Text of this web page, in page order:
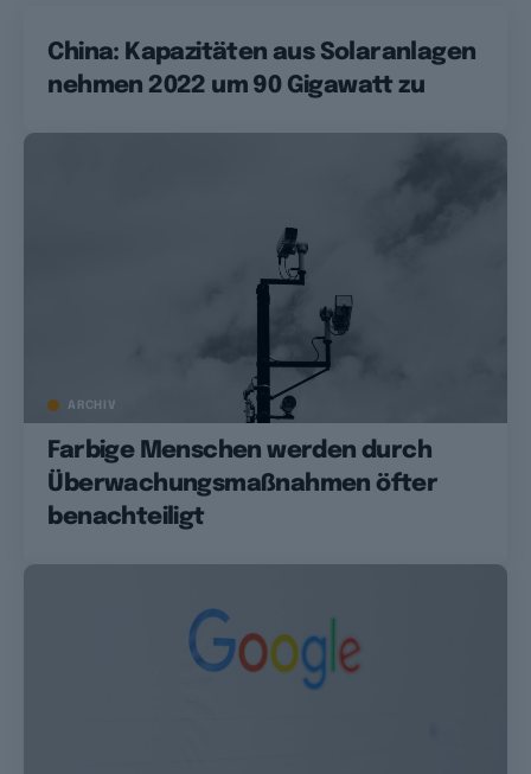
China: Kapazitäten aus Solaranlagen
nehmen 2022 um 90 Gigawatt zu
ARCHIV
Farbige Menschen werden durch
Überwachungsmaßnahmen öfter
benachteiligt